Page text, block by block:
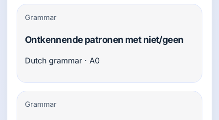
Grammar
Ontkennende patronen met niet/geen
Dutch grammar · A0
Grammar